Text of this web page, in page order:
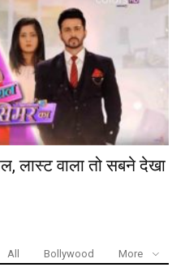
लास्ट वाला तो सबने देखा
All Bollywood More